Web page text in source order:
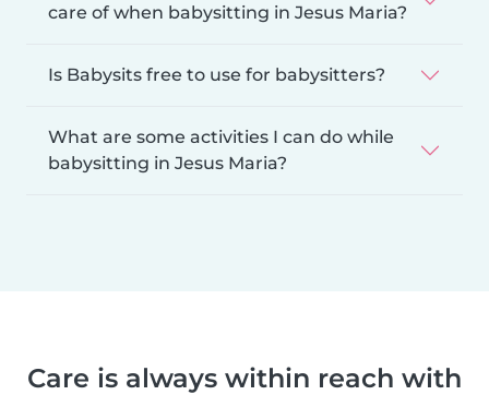
care of when babysitting in Jesus Maria?
Is Babysits free to use for babysitters?
What are some activities I can do while
babysitting in Jesus Maria?
Care is always within reach with